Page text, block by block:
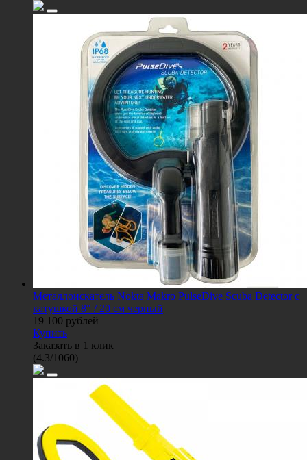
Металлоискатель Nokta Makro PulseDive Scuba Detector с
катушкой 8" / 20 см черный
19 100 рублей
Купить
Заказать в 1 клик
(4.3/1060)